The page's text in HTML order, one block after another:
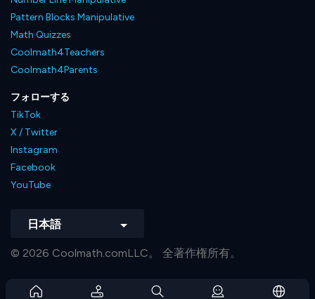
Pattern Blocks Manipulative
Math Quizzes
Coolmath4Teachers
Coolmath4Parents
フォローする
TikTok
X / Twitter
Instagram
Facebook
YouTube
日本語
© 2026 Coolmath.comLLC。 全著作権所有。